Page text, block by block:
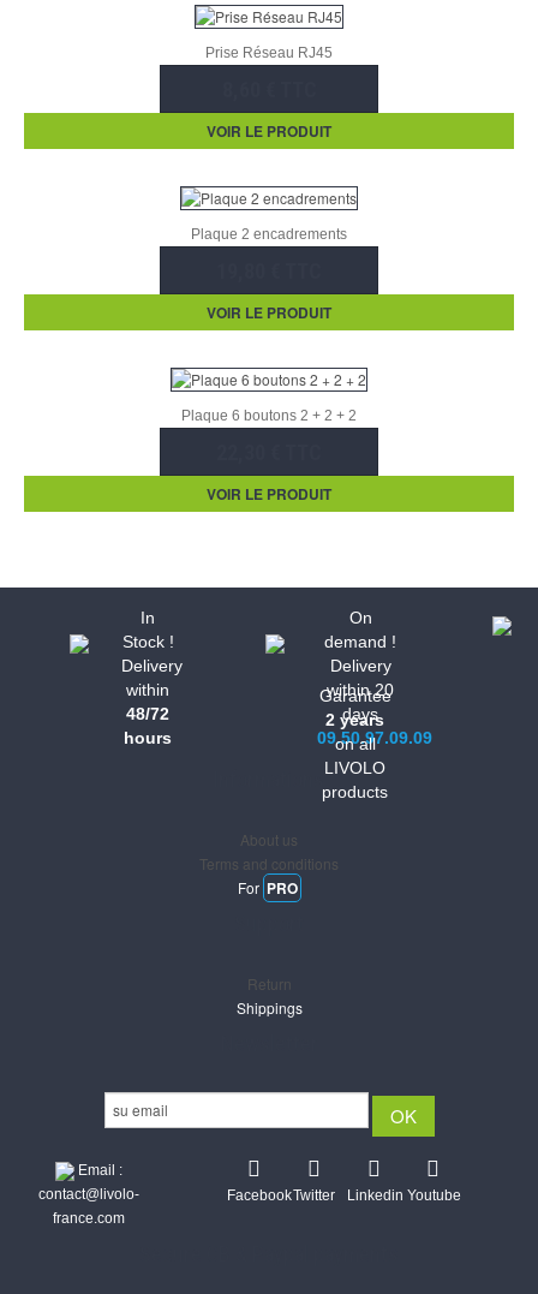
Prise Réseau RJ45
VOIR LE PRODUIT
Plaque 2 encadrements
VOIR LE PRODUIT
Plaque 6 boutons 2 + 2 + 2
VOIR LE PRODUIT
In
Stock !
Delivery
within
48/72
hours
On
demand !
Delivery
within 20
days
09.50.97.09.09
Garantee
2 years
on all
LIVOLO
products
About us
Terms and conditions
For PRO
Return
Shippings
Email :
contact@livolo-
france.com
FacebookTwitter Linkedin Youtube